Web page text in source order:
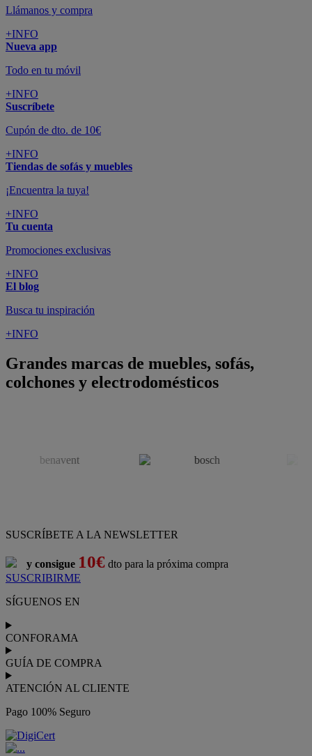
Llámanos y compra
+INFO
Nueva app
Todo en tu móvil
+INFO
Suscríbete
Cupón de dto. de 10€
+INFO
Tiendas de sofás y muebles
¡Encuentra la tuya!
+INFO
Tu cuenta
Promociones exclusivas
+INFO
El blog
Busca tu inspiración
+INFO
Grandes marcas de muebles, sofás,
colchones y electrodomésticos
SUSCRÍBETE A LA NEWSLETTER
y consigue 10€ dto para la próxima compra
SUSCRIBIRME
SÍGUENOS EN
CONFORAMA
GUÍA DE COMPRA
ATENCIÓN AL CLIENTE
Pago 100% Seguro